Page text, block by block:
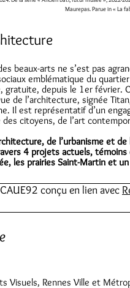
Maurepas. Parue in « La
beaux-arts ne s’est pas
emblématique du
gratuite, depuis le 1er février.
de l’architecture, signée
Il est représentatif d’un
des citoyens, de l’art
de l’urbanisme et
4 projets actuels,
les prairies Saint-Martin et
conçu en lien avec
Visuels, Rennes Ville et